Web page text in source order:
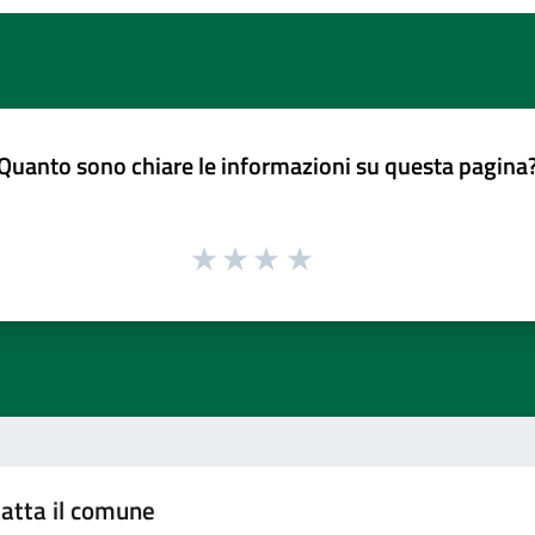
sono chiare le informazioni su questa
il comune